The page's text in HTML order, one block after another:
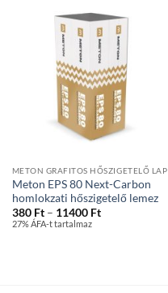
METON GRAFITOS HŐSZIGETELŐ LAP
Meton EPS 80 Next-Carbon
homlokzati hőszigetelő lemez
380 Ft – 11400 FtÁrtartomány:
27% ÁFA-t tartalmaz